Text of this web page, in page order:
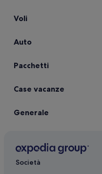
Voli
Auto
Pacchetti
Case vacanze
Generale
Società